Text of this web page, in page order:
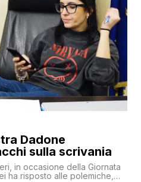
Dadone
sulla scrivania
in occasione della Giornata
ha risposto alle polemiche,